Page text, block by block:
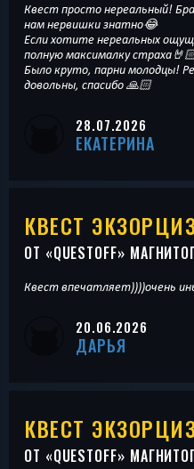
Квест просто нереальный!
нам нервишки знатно😂
Если хотите нереальных
полную максималку
Было круто, парни молодцы!
довольны, спасибо 🙏🏻
28.07.2026
ЕКАТЕРИНА
КВЕСТ
ОТ «QUESTOFF»
Квест
20.06.2026
ДАРЬЯ
КВЕСТ
ОТ «QUESTOFF»